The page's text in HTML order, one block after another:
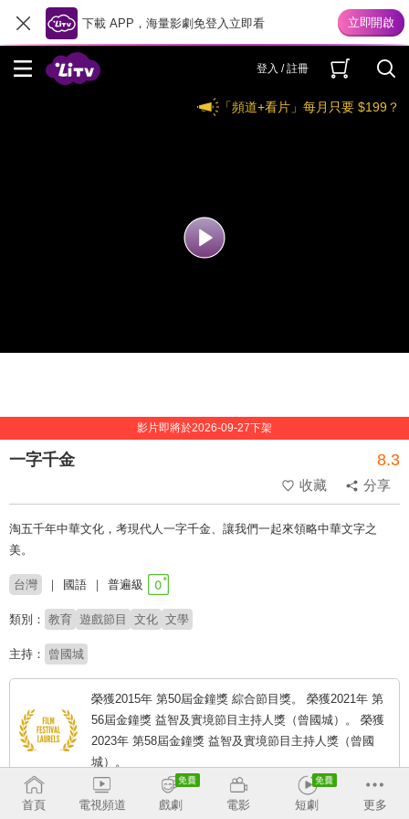
下載 APP，海量影劇免登入立即看
登入 / 註冊
「頻道+看片」每月只要 $199？
影片即將於2026-09-27下架
一字千金 8.3
收藏 分享
淘五千年中華文化，考現代人一字千金、讓我們一起來領略中華文字之
美。
台灣 國語 普遍級
類別： 教育 遊戲節目 文化 文學
主持： 曾國城
榮獲2015年 第50屆金鐘獎 綜合節目獎。 榮獲2021年 第
56屆金鐘獎 益智及實境節目主持人獎（曾國城）。 榮獲
2023年 第58屆金鐘獎 益智及實境節目主持人獎（曾國
城）。
# 考驗腦力 # 益智競賽# 寓教於樂 # 知識問答# 文字遊戲
首頁 電視頻道 戲劇 電影 短劇 更多